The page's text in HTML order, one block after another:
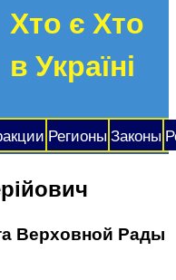
Хто є Хто
в Україні
Регионы Законы
Верховной Рады